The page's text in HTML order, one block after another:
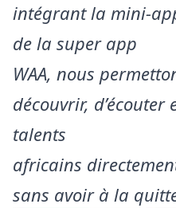
intégrant la mini-
de la super app
WAA, nous
découvrir, d’écouter
talents
africains
sans avoir à la